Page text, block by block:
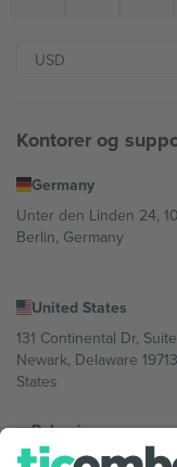
Kontorer og
Germany
Unter den Linden 24,
Berlin, Germany
United States
131 Continental Dr,
Newark, Delaware
States
Bulgaria
Regus Sofia City West,